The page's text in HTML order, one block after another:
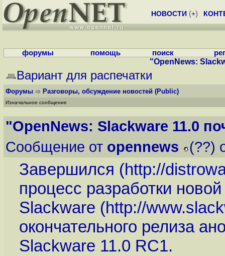
НОВОСТИ (+)
форумы помощь поиск
"OpenNews:
Вариант для распечатки
Форумы Разговоры, обсуждение новостей (Public)
Изначальное сообщение
"OpenNews: Slackware 11.0
Сообщение от opennews (??)
Завершился (http://
процесс разработки
Slackware (http://
окончательного релиза
Slackware 11.0 RC1.